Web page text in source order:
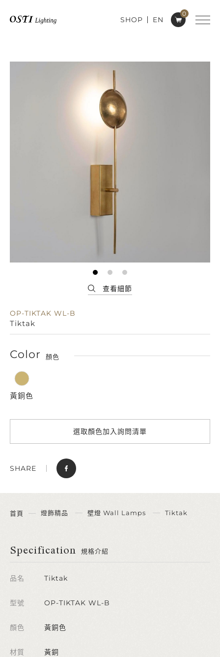
0
SHOP EN
OP-TIKTAK WL-B
Tiktak
Color 顏色
黃銅色
選取顏色加入詢問清單
SHARE
首頁 燈飾精品 壁燈 Wall Lamps Tiktak
Specification 規格介紹
品名 Tiktak
型號 OP-TIKTAK WL-B
顏色 黃銅色
材質 黃銅